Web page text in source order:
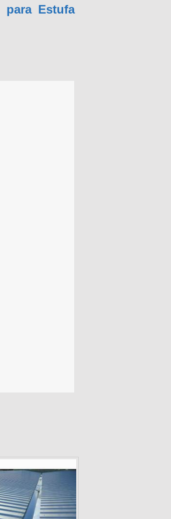
para Estufa